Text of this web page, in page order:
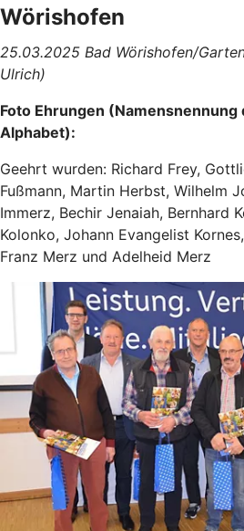
Wörishofen
25.03.2025 Bad Wörishofen/
Ulrich)
Foto Ehrungen (Namensnennung
Alphabet):
Geehrt wurden: Richard Frey,
Fußmann, Martin Herbst, Wilhelm
Immerz, Bechir Jenaiah, Bernhard
Kolonko, Johann Evangelist
Franz Merz und Adelheid Merz